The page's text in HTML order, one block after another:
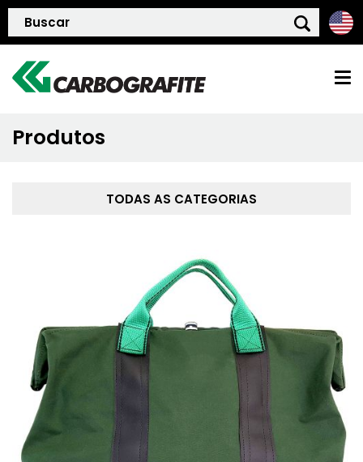
QUEM SOMOS
PRODUTOS
SUSTENTABILIDADE
Produtos
TODAS AS CATEGORIAS